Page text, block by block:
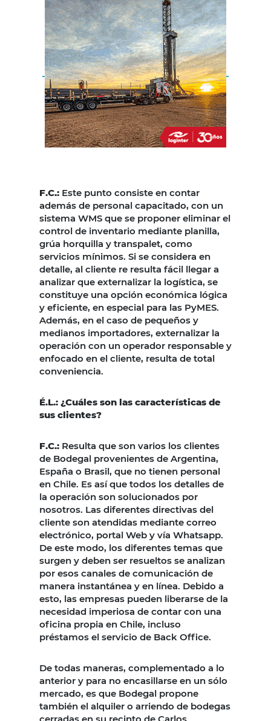
F.C.: Este punto consiste en contar
además de personal capacitado, con un
sistema WMS que se proponer eliminar el
control de inventario mediante planilla,
grúa horquilla y transpalet, como
servicios mínimos. Si se considera en
detalle, al cliente re resulta fácil llegar a
analizar que externalizar la logística, se
constituye una opción económica lógica
y eficiente, en especial para las PyMES.
Además, en el caso de pequeños y
medianos importadores, externalizar la
operación con un operador responsable y
enfocado en el cliente, resulta de total
conveniencia.
É.L.: ¿Cuáles son las características de
sus clientes?
F.C.: Resulta que son varios los clientes
de Bodegal provenientes de Argentina,
España o Brasil, que no tienen personal
en Chile. Es así que todos los detalles de
la operación son solucionados por
nosotros. Las diferentes directivas del
cliente son atendidas mediante correo
electrónico, portal Web y vía Whatsapp.
De este modo, los diferentes temas que
surgen y deben ser resueltos se analizan
por esos canales de comunicación de
manera instantánea y en línea. Debido a
esto, las empresas pueden liberarse de la
necesidad imperiosa de contar con una
oficina propia en Chile, incluso
préstamos el servicio de Back Office.
De todas maneras, complementado a lo
anterior y para no encasillarse en un sólo
mercado, es que Bodegal propone
también el alquiler o arriendo de bodegas